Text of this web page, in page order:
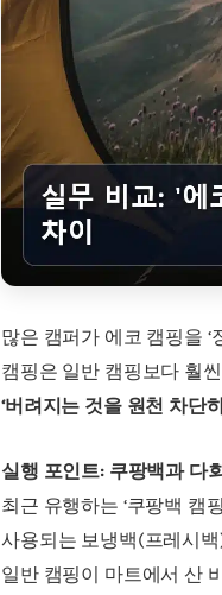
많은 캠퍼가 에코 캠핑을
캠핑은 일반 캠핑보다 훨
‘버려지는 것을 원천 차단
실행 포인트: 쿠팡백과 다
최근 유행하는 ‘쿠팡백 캠
사용되는 보냉백(프레시
일반 캠핑이 마트에서 산